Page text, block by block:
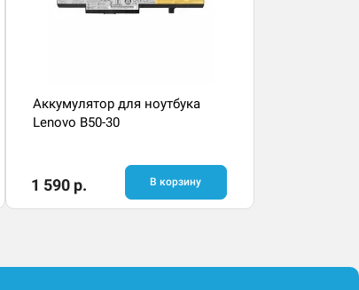
Аккумулятор для ноутбука
Lenovo B50-30
1 590 р. В корзину